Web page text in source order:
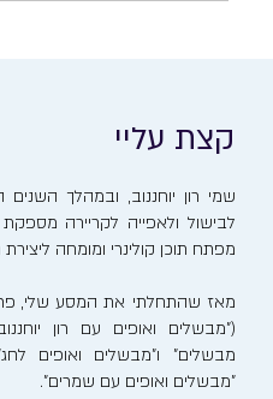
קצת עליי
שמי רון יוחננוב, ובמהלך
לבישול ולאפייה לקריירה
מפתח תוכן קולינרי ומומחה
מאז שהתחלתי את המסע שלי,
("מבשלים ואופים עם רון
מבשלים" ו"מבשלים ואופים
"מבשלים ואופים עם שמרים".